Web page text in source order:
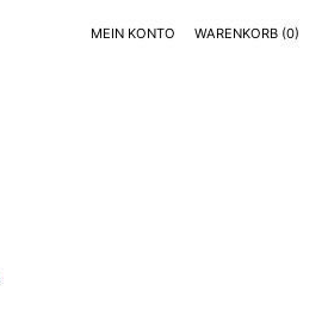
MEIN KONTO WARENKORB (0)